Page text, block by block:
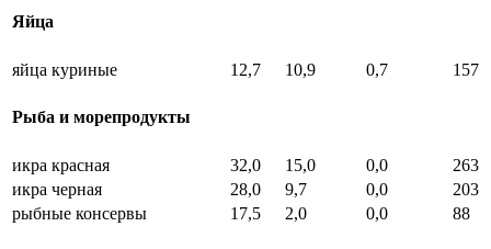
Яйца
яйца куриные 12,7 10,9 0,7 157
Рыба и морепродукты
икра красная 32,0 15,0 0,0
263
икра черная
28,0 9,7 0,0
203
рыбные консервы
17,5 2,0 0,0 88